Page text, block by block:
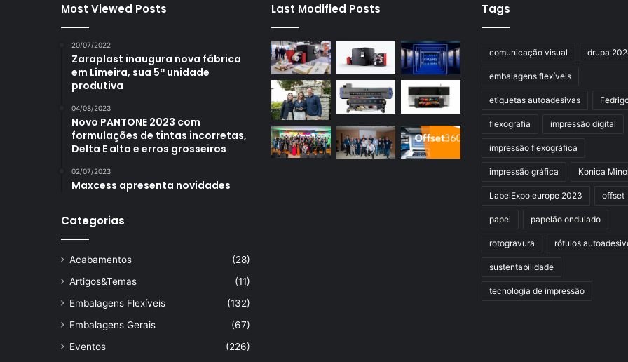
Most Viewed Posts
20/07/2022
Zaraplast inaugura nova fábrica
em Limeira, sua 5ª unidade
produtiva
04/08/2023
Novo PANTONE 2023 com
formulações de tintas incorretas,
Delta E alto e erros grosseiros
02/07/2023
Maxcess apresenta novidades
Categorias
Acabamentos
(28)
Artigos&Temas
(11)
Embalagens Flexíveis
(132)
Embalagens Gerais
(67)
Eventos
(226)
Last Modified Posts Tags
comunicação visual drupa
embalagens flexíveis
etiquetas autoadesivas
flexografia impressão digital
impressão flexográfica
impressão gráfica Konica
LabelExpo europe 2023 offset
papel papelão ondulado
rotogravura rótulos
sustentabilidade
tecnologia de impressão